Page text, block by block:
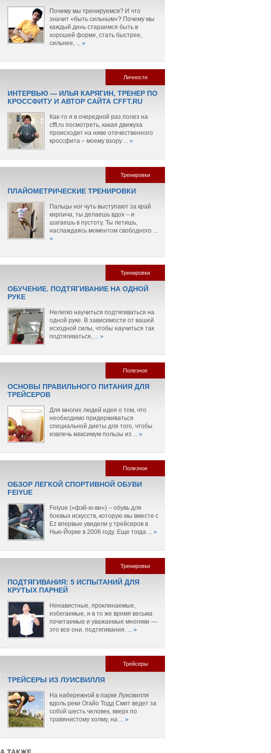
Почему мы тренируемся? И что
значит «быть сильным»? Почему мы
каждый день стараемся быть в
хорошей форме, стать быстрее,
сильнее, ... »
Личности
ИНТЕРВЬЮ — ИЛЬЯ КАРЯГИН, ТРЕНЕР ПО
КРОССФИТУ И АВТОР САЙТА CFFT.RU
Как-то я в очередной раз полез на
cfft.ru посмотреть, какая движуха
происходит на ниве отечественного
кроссфита – моему взору ... »
Тренировки
ПЛАЙОМЕТРИЧЕСКИЕ ТРЕНИРОВКИ
Пальцы ног чуть выступают за край
кирпича, ты делаешь вдох – и
шагаешь в пустоту. Ты летишь,
наслаждаясь моментом свободного ...
»
Тренировки
ОБУЧЕНИЕ. ПОДТЯГИВАНИЕ НА ОДНОЙ
РУКЕ
Нелегко научиться подтягиваться на
одной руке. В зависимости от вашей
исходной силы, чтобы научиться так
подтягиваться, ... »
Полезное
ОСНОВЫ ПРАВИЛЬНОГО ПИТАНИЯ ДЛЯ
ТРЕЙСЕРОВ
Для многих людей идея о том, что
необходимо придерживаться
специальной диеты для того, чтобы
извлечь максимум пользы из ... »
Полезное
ОБЗОР ЛЕГКОЙ СПОРТИВНОЙ ОБУВИ
FEIYUE
Feiyue («фэй-ю-ви») – обувь для
боевых искусств, которую мы вместе с
Ez впервые увидели у трейсеров в
Нью-Йорке в 2006 году. Еще тогда ... »
Тренировки
ПОДТЯГИВАНИЯ: 5 ИСПЫТАНИЙ ДЛЯ
КРУТЫХ ПАРНЕЙ
Ненавистные, проклинаемые,
избегаемые, и в то же время весьма
почитаемые и уважаемые многими —
это все они, подтягивания. ... »
Трейсеры
ТРЕЙСЕРЫ ИЗ ЛУИСВИЛЛЯ
На набережной в парке Луисвилля
вдоль реки Огайо Тодд Смит ведет за
собой шесть человек, вверх по
травянистому холму, на ... »